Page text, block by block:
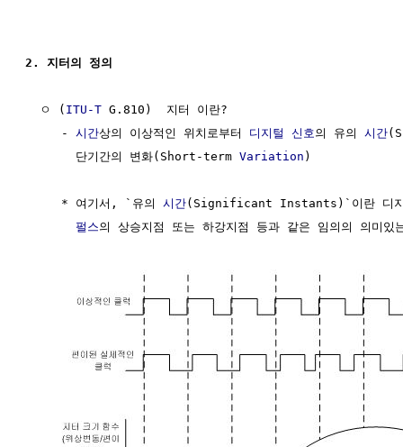
2. 지터의 정의
  ㅇ (
ITU-T G.810)  지터 이란?
     -
시간상의 이상적인 위치로부터 디지털 신호의 유의 시간
       단기간의 변화(Short-term
Variation )
     * 여기서, `유의
시간(Significant Instants)`이란 디
펄스의 상승지점 또는 하강지점 등과 같은 임의의 의미있